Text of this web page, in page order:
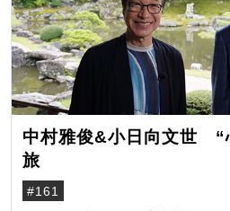
中村雅俊&小日向文世 “
旅
#161